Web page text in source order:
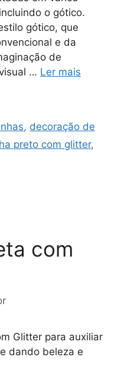
o gótico.
gótico, que
e da
de
… Ler mais
, decoração de
preto com glitter,
com
Glitter para auxiliar
dando beleza e